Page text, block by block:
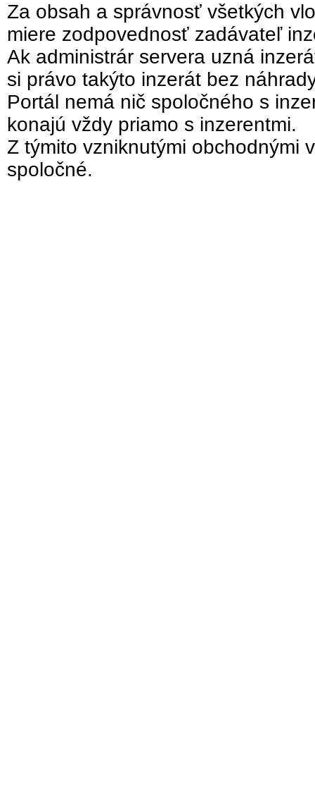
Za obsah a správnosť všetkých
miere zodpovednosť zadávateľ
Ak administrár servera uzná
si právo takýto inzerát bez
Portál nemá nič spoločného s
konajú vždy priamo s inzerentmi.
Z týmito vzniknutými obchodnými
spoločné.